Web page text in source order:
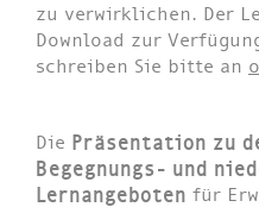
zu verwirklichen. Der
Download zur
schreiben Sie bitte an
Die Präsentation zu
Begegnungs- und
Lernangeboten für